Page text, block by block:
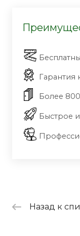
Гарантия
Более
Быстрое
Назад к